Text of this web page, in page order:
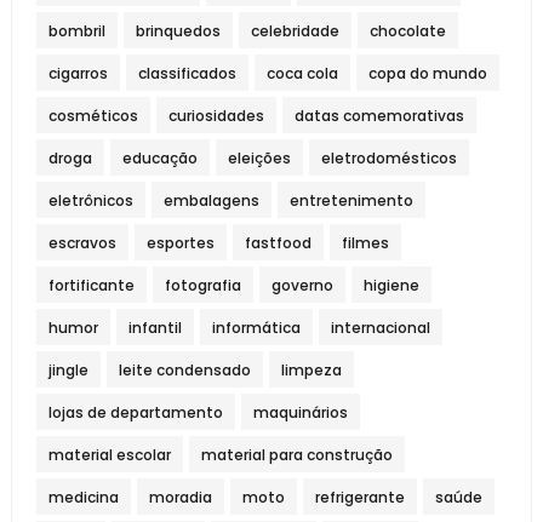
bombril brinquedos celebridade chocolate
cigarros classificados coca cola copa do mundo
cosméticos curiosidades datas comemorativas
droga educação eleições eletrodomésticos
eletrônicos embalagens entretenimento
escravos esportes fastfood filmes
fortificante fotografia governo higiene
humor infantil informática internacional
jingle leite condensado limpeza
lojas de departamento maquinários
material escolar material para construção
medicina moradia moto refrigerante saúde